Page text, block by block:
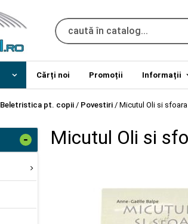
Cărți noi Promoții Informații
Beletristica pt. copii / Povestiri / Micutul Oli si
- Micutul Oli si